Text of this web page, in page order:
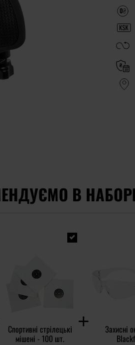
В
Спортивні стрілецькі
мішені - 100 шт.
Захисні